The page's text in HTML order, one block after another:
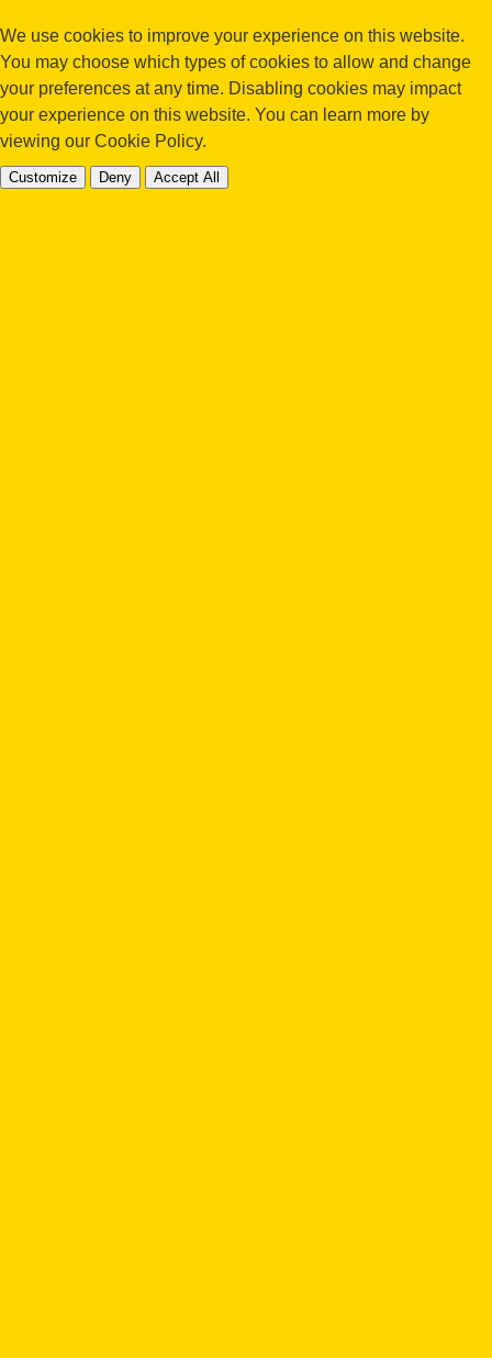
We use cookies to improve your experience on this website.
You may choose which types of cookies to allow and change
your preferences at any time. Disabling cookies may impact
your experience on this website. You can learn more by
viewing our Cookie Policy.
Customize Deny Accept All